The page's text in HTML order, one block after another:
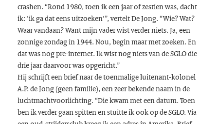
crashen. “Rond 1980, toen ik een jaar of zestien was, dacht
ik: 'ik ga dat eens uitzoeken'”, vertelt De Jong. “Wie? Wat?
Waar vandaan? Want mijn vader wist verder niets. Ja, een
zonnige zondag in 1944. Nou, begin maar met zoeken. En
dat was nog pre-internet. Ik wist nog niets van de SGLO die
drie jaar daarvoor was opgericht.”
Hij schrijft een brief naar de toenmalige luitenant-kolonel
A.P. de Jong (geen familie), een zeer bekende naam in de
luchtmachtvoorlichting. “Die kwam met een datum. Toen
ben ik verder gaan spitten en stuitte ik ook op de SGLO. Via